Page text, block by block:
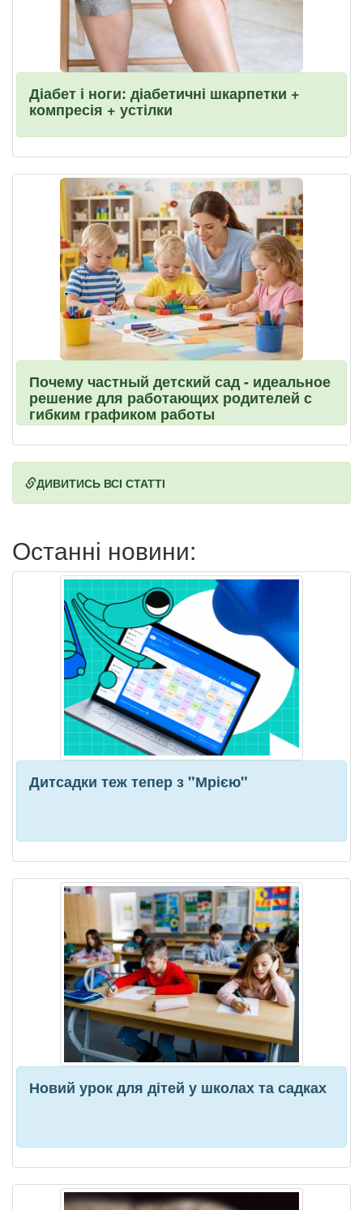
Діабет і ноги: діабетичні шкарпетки +
компресія + устілки
Почему частный детский сад - идеальное
решение для работающих родителей с
гибким графиком работы
ДИВИТИСЬ ВСІ СТАТТІ
Останні новини:
Дитсадки теж тепер з "Мрією"
Новий урок для дітей у школах та садках